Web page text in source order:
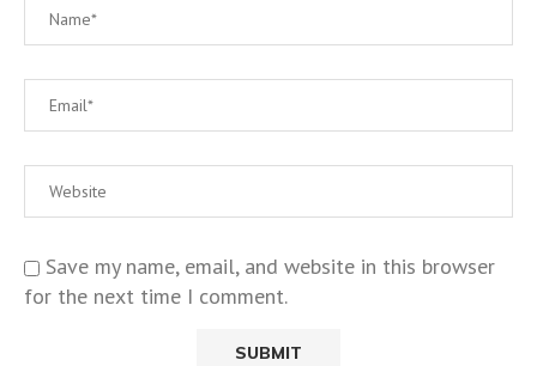
Save my name, email, and website in this browser
for the next time I comment.